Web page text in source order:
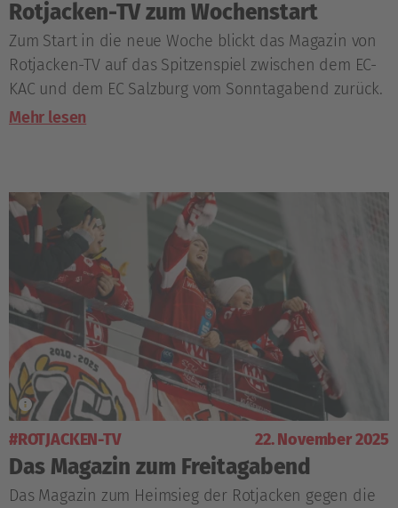
Rotjacken-TV zum Wochenstart
Zum Start in die neue Woche blickt das Magazin von
Rotjacken-TV auf das Spitzenspiel zwischen dem EC-
KAC und dem EC Salzburg vom Sonntagabend zurück.
Mehr lesen
#ROTJACKEN-TV 22. November 2025
Das Magazin zum Freitagabend
Das Magazin zum Heimsieg der Rotjacken gegen die